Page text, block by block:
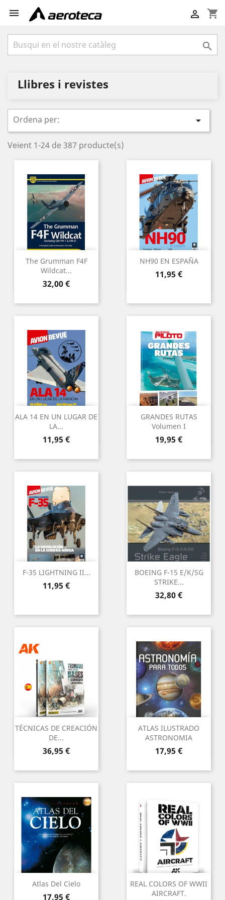
 shopping_cart


Llibres i revistes
Ordena per: 
Veient 1-24 de 387 producte(s)
The Grumman F4F
Wildcat...
Preu
32,00 €
NH90 EN ESPAÑA
Preu
11,95 €
ALA 14 EN UN LUGAR DE
LA...
Preu
11,95 €
GRANDES RUTAS
Volumen I
Preu
19,95 €
F-35 LIGHTNING II...
Preu
11,95 €
BOEING F-15 E/K/SG
STRIKE...
Preu
32,80 €
TÉCNICAS DE CREACIÓN
DE...
Preu
36,95 €
ATLAS ILUSTRADO
ASTRONOMIA
Preu
17,95 €
Atlas Del Cielo
Preu
17,95 €
REAL COLORS OF WWII
AIRCRAFT.